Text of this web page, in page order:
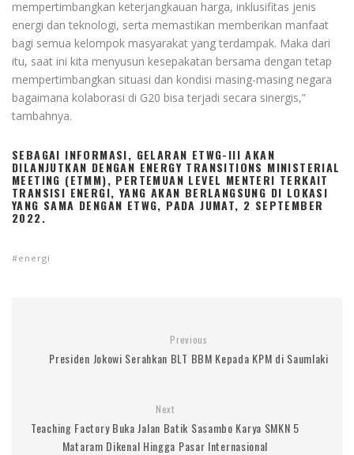
mempertimbangkan keterjangkauan harga, inklusifitas jenis
energi dan teknologi, serta memastikan memberikan manfaat
bagi semua kelompok masyarakat yang terdampak. Maka dari
itu, saat ini kita menyusun kesepakatan bersama dengan tetap
mempertimbangkan situasi dan kondisi masing-masing negara
bagaimana kolaborasi di G20 bisa terjadi secara sinergis,”
tambahnya.
SEBAGAI INFORMASI, GELARAN ETWG-III AKAN
DILANJUTKAN DENGAN ENERGY TRANSITIONS MINISTERIAL
MEETING (ETMM), PERTEMUAN LEVEL MENTERI TERKAIT
TRANSISI ENERGI, YANG AKAN BERLANGSUNG DI LOKASI
YANG SAMA DENGAN ETWG, PADA JUMAT, 2 SEPTEMBER
2022.
energi
Previous
Presiden Jokowi Serahkan BLT BBM Kepada KPM di Saumlaki
Next
Teaching Factory Buka Jalan Batik Sasambo Karya SMKN 5
Mataram Dikenal Hingga Pasar Internasional